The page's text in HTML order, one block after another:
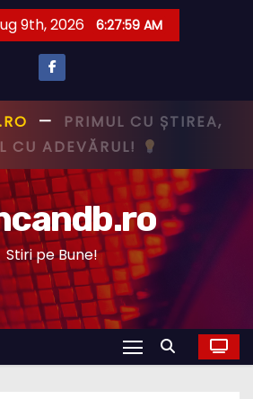
9th, 2026 6:28:00 AM
—
PRIMUL CU ȘTIREA,
CU ADEVĂRUL!
Stiri pe Bune!